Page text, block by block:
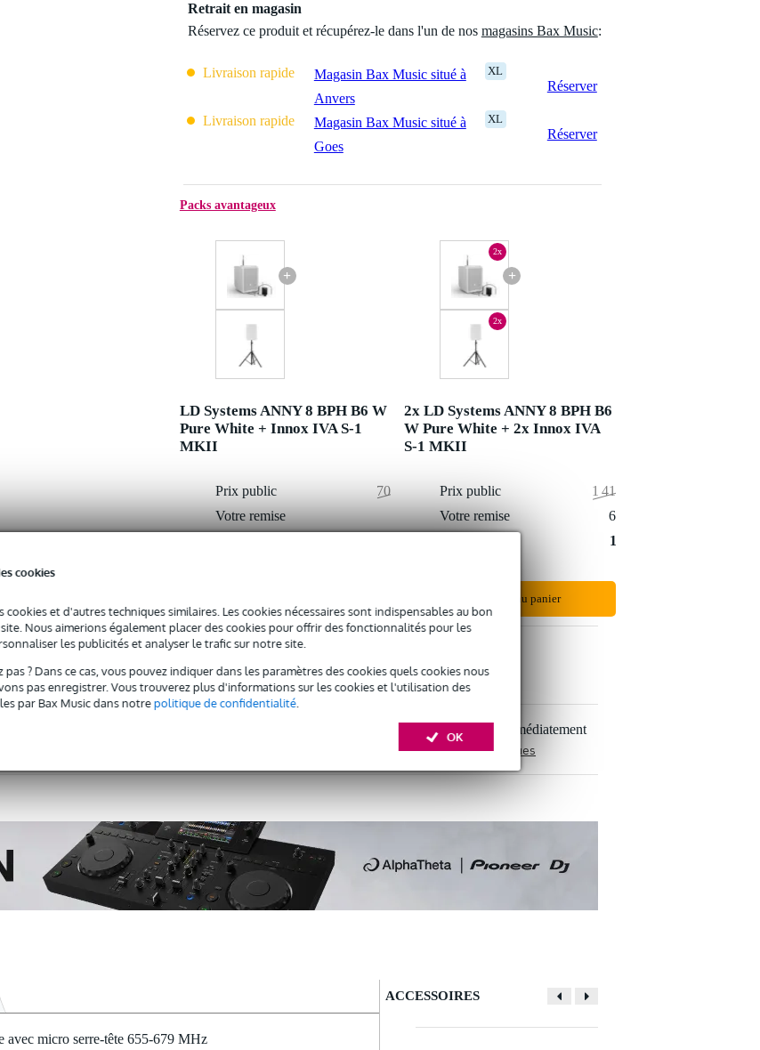
cookies
cookies et d'autres techniques similaires. Les cookies nécessaires sont indispensables au bon
Nous aimerions également placer des cookies pour offrir des fonctionnalités pour les
les publicités et analyser le trafic sur notre site.
pas ? Dans ce cas, vous pouvez indiquer dans les paramètres des cookies quels cookies nous
pas enregistrer. Vous trouverez plus d'informations sur les cookies et l'utilisation des
par Bax Music dans notrepolitique de confidentialité.
OK
Retrait en magasin
Réservez ce produit et récupérez-le dans l'un de nos magasins Bax Music:
Livraison rapide
Magasin Bax Music situé à
Anvers
XL
Réserver
Livraison rapide
Magasin Bax Music situé à
Goes
XL
Réserver
Packs avantageux
+
LD Systems ANNY 8 BPH B6 W
Pure White + Innox IVA S-1
MKII
Prix public
708,95 €
Votre remise
+
2x
2x
2x LD Systems ANNY 8 BPH B6
W Pure White + 2x Innox IVA
S-1 MKII
Prix public
1 417,90 €
Votre remise
62,90 €
1 355 €
Ajouter au panier
48 000+ produits en stock, expédiés immédiatement
Modalités de paiement sûres et étendues
micro serre-tête 655-679 MHz
ACCESSOIRES